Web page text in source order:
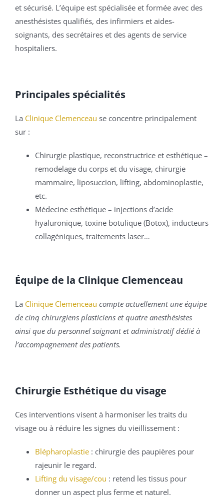
et sécurisé. L’équipe est spécialisée et formée avec des
anesthésistes qualifiés, des infirmiers et aides-
soignants, des secrétaires et des agents de service
hospitaliers.
Principales spécialités
La Clinique Clemenceau se concentre principalement
sur :
Chirurgie plastique, reconstructrice et esthétique –
remodelage du corps et du visage, chirurgie
mammaire, liposuccion, lifting, abdominoplastie,
etc.
Médecine esthétique – injections d’acide
hyaluronique, toxine botulique (Botox), inducteurs
collagéniques, traitements laser…
Équipe de la Clinique Clemenceau
La Clinique Clemenceau compte actuellement une équipe
de cinq chirurgiens plasticiens et quatre anesthésistes
ainsi que du personnel soignant et administratif dédié à
l’accompagnement des patients.
Chirurgie Esthétique du visage
Ces interventions visent à harmoniser les traits du
visage ou à réduire les signes du vieillissement :
Blépharoplastie : chirurgie des paupières pour
rajeunir le regard.
Lifting du visage/cou : retend les tissus pour
donner un aspect plus ferme et naturel.